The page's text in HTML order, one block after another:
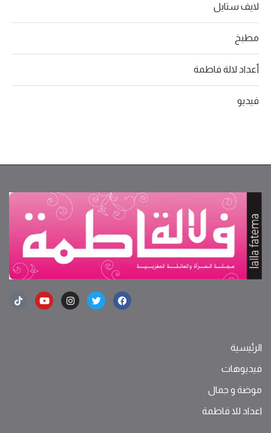
لايف ستايل
مطبخ
أعداد لالة فاطمة
فيديو
الرئيسية
فيديوهات
موضة ‫و‬ ‫‬‫جمال‬
اعداد للا فاطمة